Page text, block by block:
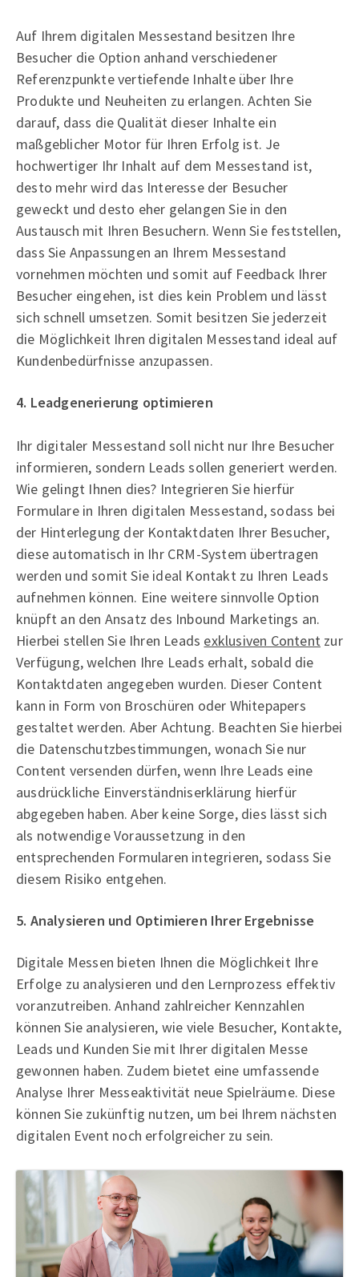
Auf Ihrem digitalen Messestand besitzen Ihre
Besucher die Option anhand verschiedener
Referenzpunkte vertiefende Inhalte über Ihre
Produkte und Neuheiten zu erlangen. Achten Sie
darauf, dass die Qualität dieser Inhalte ein
maßgeblicher Motor für Ihren Erfolg ist. Je
hochwertiger Ihr Inhalt auf dem Messestand ist,
desto mehr wird das Interesse der Besucher
geweckt und desto eher gelangen Sie in den
Austausch mit Ihren Besuchern. Wenn Sie feststellen,
dass Sie Anpassungen an Ihrem Messestand
vornehmen möchten und somit auf Feedback Ihrer
Besucher eingehen, ist dies kein Problem und lässt
sich schnell umsetzen. Somit besitzen Sie jederzeit
die Möglichkeit Ihren digitalen Messestand ideal auf
Kundenbedürfnisse anzupassen.
4. Leadgenerierung optimieren
Ihr digitaler Messestand soll nicht nur Ihre Besucher
informieren, sondern Leads sollen generiert werden.
Wie gelingt Ihnen dies? Integrieren Sie hierfür
Formulare in Ihren digitalen Messestand, sodass bei
der Hinterlegung der Kontaktdaten Ihrer Besucher,
diese automatisch in Ihr CRM-System übertragen
werden und somit Sie ideal Kontakt zu Ihren Leads
aufnehmen können. Eine weitere sinnvolle Option
knüpft an den Ansatz des Inbound Marketings an.
Hierbei stellen Sie Ihren Leads exklusiven Content zur
Verfügung, welchen Ihre Leads erhalt, sobald die
Kontaktdaten angegeben wurden. Dieser Content
kann in Form von Broschüren oder Whitepapers
gestaltet werden. Aber Achtung. Beachten Sie hierbei
die Datenschutzbestimmungen, wonach Sie nur
Content versenden dürfen, wenn Ihre Leads eine
ausdrückliche Einverständniserklärung hierfür
abgegeben haben. Aber keine Sorge, dies lässt sich
als notwendige Voraussetzung in den
entsprechenden Formularen integrieren, sodass Sie
diesem Risiko entgehen.
5. Analysieren und Optimieren Ihrer Ergebnisse
Digitale Messen bieten Ihnen die Möglichkeit Ihre
Erfolge zu analysieren und den Lernprozess effektiv
voranzutreiben. Anhand zahlreicher Kennzahlen
können Sie analysieren, wie viele Besucher, Kontakte,
Leads und Kunden Sie mit Ihrer digitalen Messe
gewonnen haben. Zudem bietet eine umfassende
Analyse Ihrer Messeaktivität neue Spielräume. Diese
können Sie zukünftig nutzen, um bei Ihrem nächsten
digitalen Event noch erfolgreicher zu sein.